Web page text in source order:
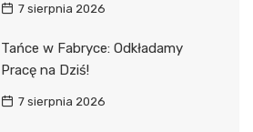
7 sierpnia 2026
Tańce w Fabryce: Odkładamy
Pracę na Dziś!
7 sierpnia 2026